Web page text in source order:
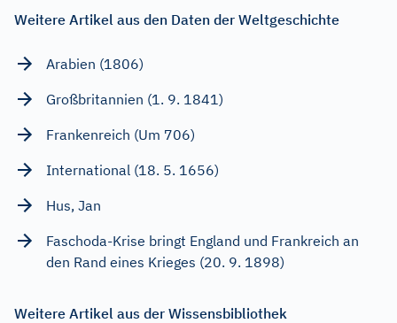
Weitere Artikel aus den Daten der Weltgeschichte
Arabien (1806)
Großbritannien (1. 9. 1841)
Frankenreich (Um 706)
International (18. 5. 1656)
Hus, Jan
Faschoda-Krise bringt England und Frankreich an
den Rand eines Krieges (20. 9. 1898)
Weitere Artikel aus der Wissensbibliothek